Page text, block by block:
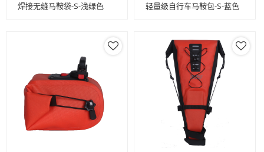
焊接无缝马鞍袋-S-浅绿色 轻量级自行车马鞍包-S-蓝色